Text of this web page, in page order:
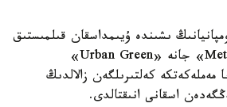
بارىسىندا 37 كومپانيانىڭ ىشىندە ۇيىمداسقان قىلمىستىق
توپقا قاتىسى بار «Metlink» جانە «Urban Green»
مەملەكەتكە كەلتىرىلگەن زالالدىڭ